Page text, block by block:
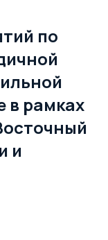
по
в рамках
и